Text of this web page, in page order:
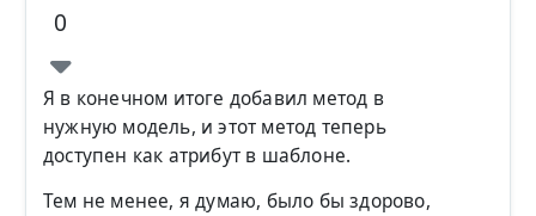
0
Я в конечном итоге добавил метод в
нужную модель, и этот метод теперь
доступен как атрибут в шаблоне.
Тем не менее, я думаю, было бы здорово,